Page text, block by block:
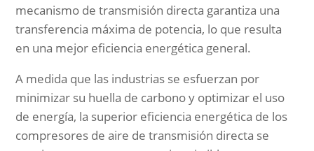
mecanismo de transmisión directa garantiza una
transferencia máxima de potencia, lo que resulta
en una mejor eficiencia energética general.
A medida que las industrias se esfuerzan por
minimizar su huella de carbono y optimizar el uso
de energía, la superior eficiencia energética de los
compresores de aire de transmisión directa se